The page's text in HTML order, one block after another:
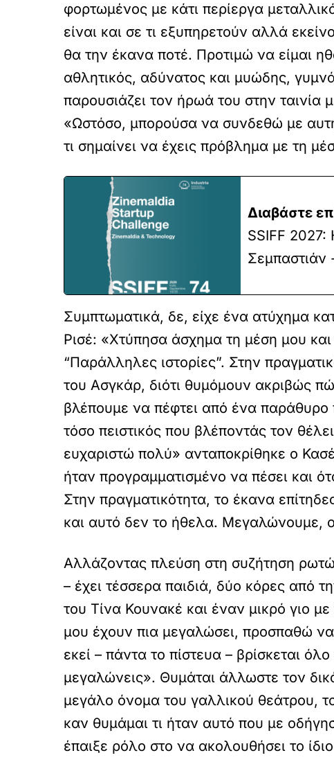
φορτωμένος με κάτι περίεργα
είναι και σε τι εξυπηρετούν αλλά
θα την έκανα ποτέ. Προτιμώ να είμαι
αθλητικός, αδύνατος και μυώδης,
παρουσιάζει τον ήρωά του στην ταινία
«Ωστόσο, μπορούσα να συνδεθώ με
τι σημαίνει να έχεις πρόβλημα με τη
Διαβάστε
SSIFF 2027:
Συμπτωματικά, δε, είχε ένα ατύχημα
Ρισέ: «Χτύπησα άσχημα τη μέση μου
“Παράλληλες ιστορίες”. Στην
του Ασγκάρ, διότι θυμόμουν ακριβώς
βλέπουμε να πέφτει από ένα παράθυρο
τόσο πειστικός που βλέποντάς τον
ευχαριστώ πολύ» ανταποκρίθηκε ο
ήταν προγραμματισμένο να πέσει και
Στην πραγματικότητα, το έκανα
και αυτό δεν το ήθελα. Μεγαλώνουμε,
Αλλάζοντας πλεύση στη συζήτηση
– έχει τέσσερα παιδιά, δύο κόρες από
του Τίνα Κουνακέ και έναν μικρό γιο
μου έχουν πια μεγαλώσει, προσπαθώ
εκεί – πάντα το πίστευα – βρίσκεται
μεγαλώνεις». Θυμάται άλλωστε τον
μεγάλο όνομα του γαλλικού θεάτρου,
καν θυμάμαι τι ήταν αυτό που με
έπαιξε ρόλο στο να ακολουθήσει το